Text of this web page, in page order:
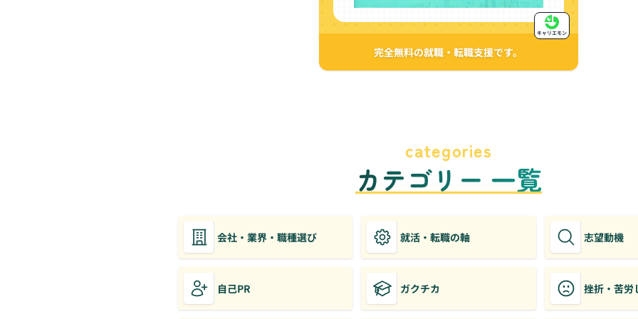
完全無料の就職・転職支援です。
キャリエモン
categories
カテゴリー 一覧
会社・業界・職種選び 就活・転職の軸 志望動機
自己PR ガクチカ 挫折・苦労